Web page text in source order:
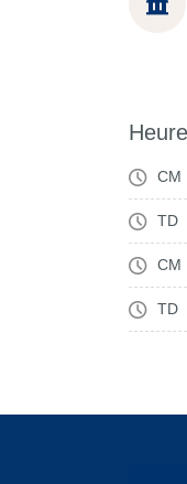
CM
TD
CM
TD